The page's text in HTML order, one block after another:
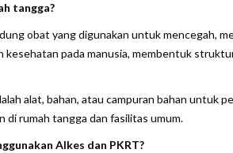
tangga?
obat yang digunakan untuk mencegah,
pada manusia, membentuk
alat, bahan, atau campuran bahan untuk
rumah tangga dan fasilitas umum.
Alkes dan PKRT?